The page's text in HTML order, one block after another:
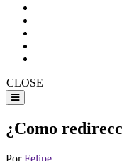
CLOSE
¿Como
PorFelipe